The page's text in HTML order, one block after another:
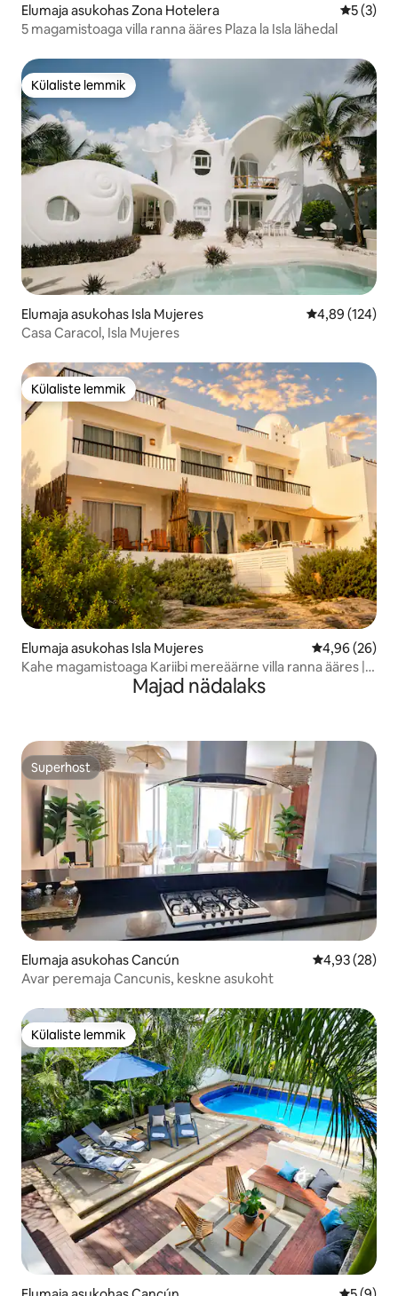
Elumaja asukohas Zona Hotelera
5 (3)
5 magamistoaga villa ranna ääres Plaza la Isla lähedal
Külaliste lemmik
Külaliste lemmik
Elumaja asukohas Isla Mujeres Keskmine
4,89 (124)
Casa Caracol, Isla Mujeres
Külaliste lemmik
Külaliste lemmik
Elumaja asukohas Isla Mujeres Keskmine
4,96 (26)
Kahe magamistoaga Kariibi mereäärne villa ranna ääres |
bassein | vaated päikesetõusule
Majad nädalaks
Superhost
Superhost
Elumaja asukohas Cancún Keskmine
4,93 (28)
Avar peremaja Cancunis, keskne asukoht
Külaliste lemmik
Külaliste lemmik